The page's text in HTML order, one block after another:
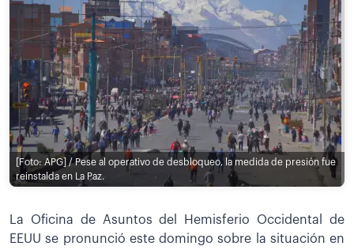
[Foto: APG] / Pese al operativo de desbloqueo, la medida de presión fue
reinstalda en La Paz.
La Oficina de Asuntos del Hemisferio Occidental de
EEUU se pronunció este domingo sobre la situación en